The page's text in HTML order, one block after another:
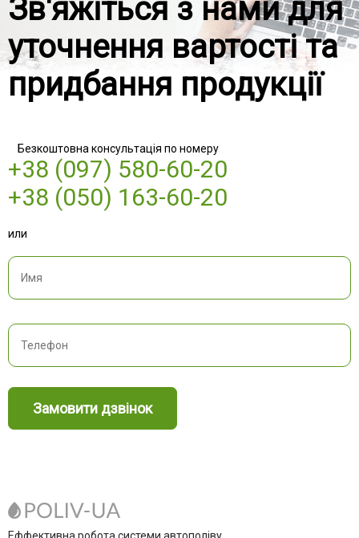
Зв'яжіться з нами для
уточнення вартості та
придбання продукції
Безкоштовна консультація по номеру
+38 (097) 580-60-20
+38 (050) 163-60-20
или
Замовити дзвінок